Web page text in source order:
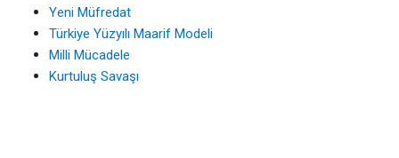
Yeni Müfredat
Türkiye Yüzyılı Maarif Modeli
Milli Mücadele
Kurtuluş Savaşı